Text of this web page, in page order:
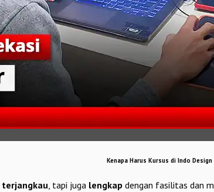
Kenapa Harus Kursus di Indo Design
terjangkau, tapi juga lengkap dengan fasilitas dan